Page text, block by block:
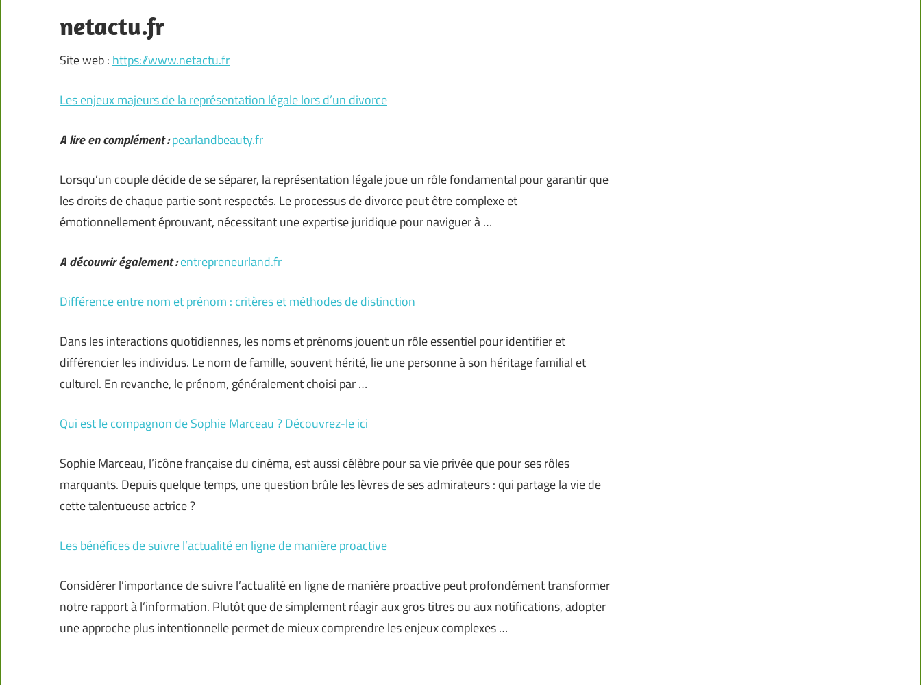
netactu.fr
Site web : https://www.netactu.fr
Les enjeux majeurs de la représentation légale lors d’un divorce
A lire en complément :pearlandbeauty.fr
Lorsqu’un couple décide de se séparer, la représentation légale joue un rôle fondamental pour garantir que
les droits de chaque partie sont respectés. Le processus de divorce peut être complexe et
émotionnellement éprouvant, nécessitant une expertise juridique pour naviguer à …
A découvrir également :entrepreneurland.fr
Différence entre nom et prénom : critères et méthodes de distinction
Dans les interactions quotidiennes, les noms et prénoms jouent un rôle essentiel pour identifier et
différencier les individus. Le nom de famille, souvent hérité, lie une personne à son héritage familial et
culturel. En revanche, le prénom, généralement choisi par …
Qui est le compagnon de Sophie Marceau ? Découvrez-le ici
Sophie Marceau, l’icône française du cinéma, est aussi célèbre pour sa vie privée que pour ses rôles
marquants. Depuis quelque temps, une question brûle les lèvres de ses admirateurs : qui partage la vie de
cette talentueuse actrice ?
Les bénéfices de suivre l’actualité en ligne de manière proactive
Considérer l’importance de suivre l’actualité en ligne de manière proactive peut profondément transformer
notre rapport à l’information. Plutôt que de simplement réagir aux gros titres ou aux notifications, adopter
une approche plus intentionnelle permet de mieux comprendre les enjeux complexes …